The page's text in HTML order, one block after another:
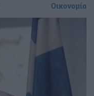
Οικονομία